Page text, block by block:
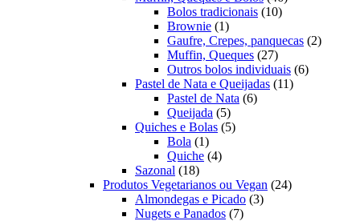
Bolos tradicionais 1010
Brownie 11
produto
Gaufre, Crepes, panquecas 22
Muffin, Queques 2727
produtos
Outros bolos individuais 66
Pastel de Nata e Queijadas 1111
Pastel de Nata 66
Queijada 55
produtos
Quiches e Bolas 55
Bola 11
produto
Quiche 44
Sazonal 1818
produtos
Produtos Vegetarianos ou Vegan 2424
Almondegas e Picado 33
Nugets e Panados 77